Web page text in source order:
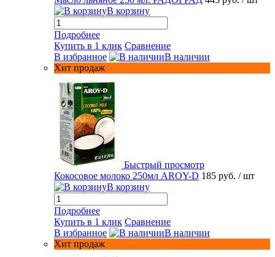
В корзину
Подробнее
Купить в 1 клик Сравнение
В избранное
В наличии
Хит продаж
Быстрый просмотр
Кокосовое молоко 250мл AROY-D 185 руб. / шт
В корзину
Подробнее
Купить в 1 клик Сравнение
В избранное
В наличии
Хит продаж